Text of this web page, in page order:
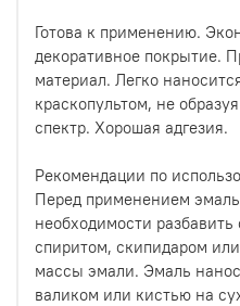
Готова к применению.
декоративное покрытие.
материал. Легко
краскопультом, не
спектр. Хорошая адгезия.
Рекомендации по
Перед применением
необходимости
спиритом, скипидаром
массы эмали. Эмаль
валиком или кистью на